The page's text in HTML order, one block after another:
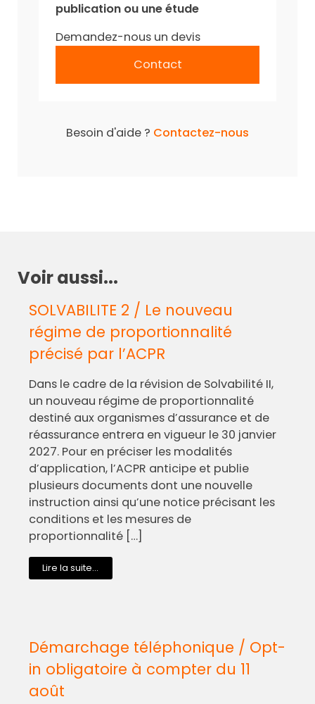
publication ou une étude
Demandez-nous un devis
Contact
Besoin d'aide ? Contactez-nous
Voir aussi...
SOLVABILITE 2 / Le nouveau
régime de proportionnalité
précisé par l’ACPR
Dans le cadre de la révision de Solvabilité II,
un nouveau régime de proportionnalité
destiné aux organismes d’assurance et de
réassurance entrera en vigueur le 30 janvier
2027. Pour en préciser les modalités
d’application, l’ACPR anticipe et publie
plusieurs documents dont une nouvelle
instruction ainsi qu’une notice précisant les
conditions et les mesures de
proportionnalité […]
Lire la suite...
Démarchage téléphonique / Opt-
in obligatoire à compter du 11
août